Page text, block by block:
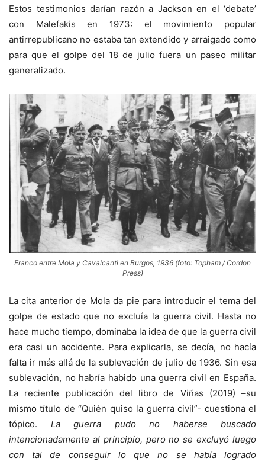
Estos testimonios darían razón a Jackson en el ‘debate’
con Malefakis en 1973: el movimiento popular
antirrepublicano no estaba tan extendido y arraigado como
para que el golpe del 18 de julio fuera un paseo militar
generalizado.
Franco entre Mola y Cavalcanti en Burgos, 1936 (foto: Topham / Cordon
Press)
La cita anterior de Mola da pie para introducir el tema del
golpe de estado que no excluía la guerra civil. Hasta no
hace mucho tiempo, dominaba la idea de que la guerra civil
era casi un accidente. Para explicarla, se decía, no hacía
falta ir más allá de la sublevación de julio de 1936. Sin esa
sublevación, no habría habido una guerra civil en España.
La reciente publicación del libro de Viñas (2019) –su
mismo título de “Quién quiso la guerra civil”- cuestiona el
tópico. La guerra pudo no haberse buscado
intencionadamente al principio, pero no se excluyó luego
con tal de conseguir lo que no se había logrado